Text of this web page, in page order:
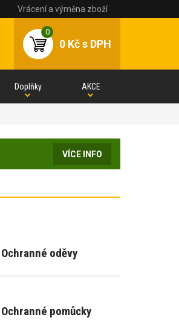
Vrácení a výměna zboží
0
0 Kčs DPH
Doplňky AKCE
VÍCE INFO
Ochranné oděvy
Ochranné pomůcky